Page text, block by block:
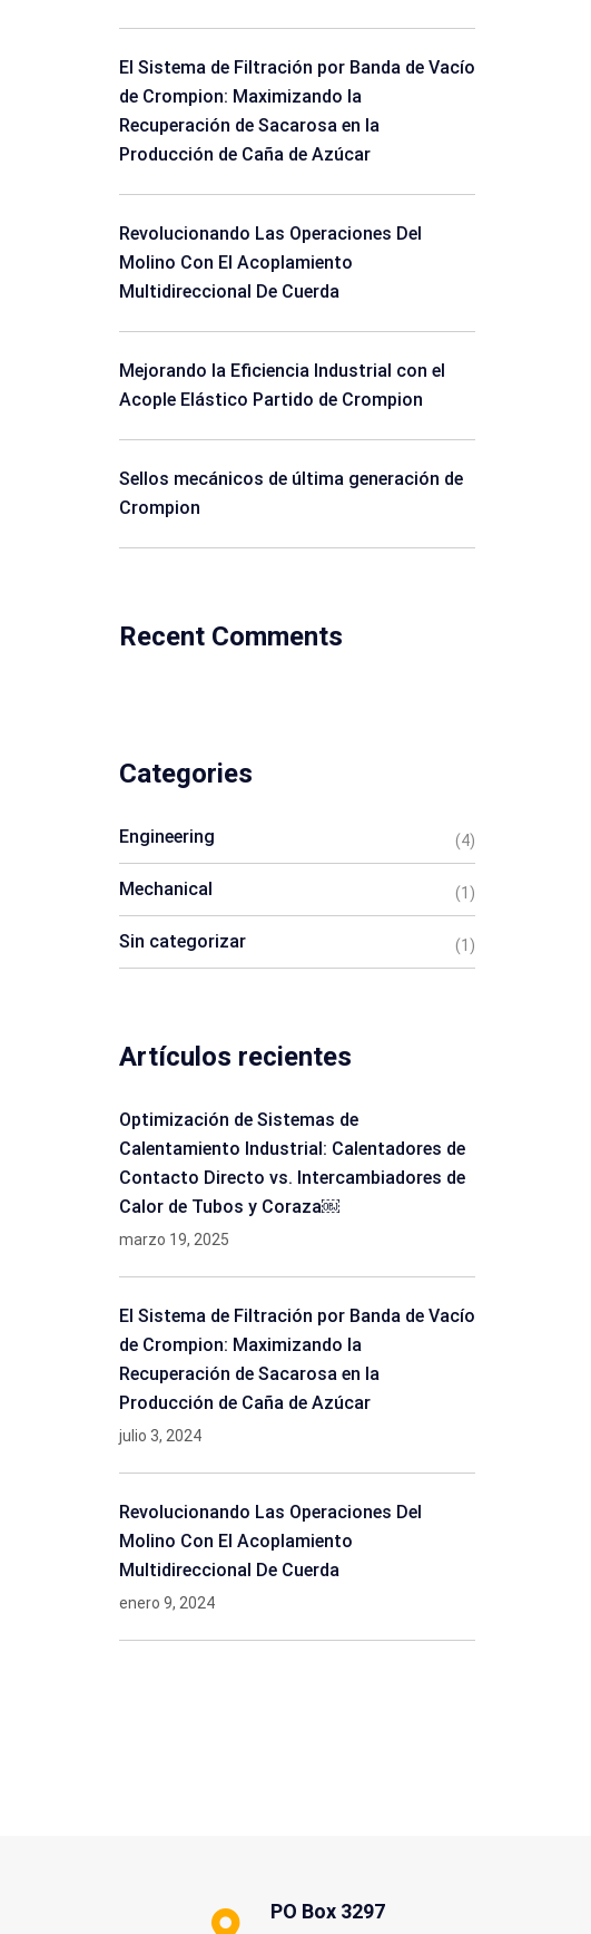
El Sistema de Filtración por Banda de Vacío
de Crompion: Maximizando la
Recuperación de Sacarosa en la
Producción de Caña de Azúcar
Revolucionando Las Operaciones Del
Molino Con El Acoplamiento
Multidireccional De Cuerda
Mejorando la Eficiencia Industrial con el
Acople Elástico Partido de Crompion
Sellos mecánicos de última generación de
Crompion
Recent Comments
Categories
Engineering (4)
Mechanical (1)
Sin categorizar (1)
Artículos recientes
Optimización de Sistemas de
Calentamiento Industrial: Calentadores de
Contacto Directo vs. Intercambiadores de
Calor de Tubos y Coraza￼
marzo 19, 2025
El Sistema de Filtración por Banda de Vacío
de Crompion: Maximizando la
Recuperación de Sacarosa en la
Producción de Caña de Azúcar
julio 3, 2024
Revolucionando Las Operaciones Del
Molino Con El Acoplamiento
Multidireccional De Cuerda
enero 9, 2024
PO Box 3297